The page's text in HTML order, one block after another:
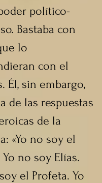
político-
Bastaba con
lo
con el
Él, sin embargo,
de las respuestas
de la
«Yo no soy el
no soy Elías.
el Profeta. Yo